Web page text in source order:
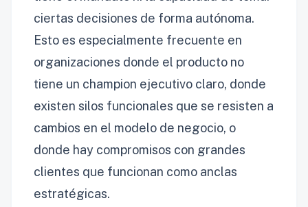
ciertas decisiones de forma autónoma.
Esto es especialmente frecuente en
organizaciones donde el producto no
tiene un champion ejecutivo claro, donde
existen silos funcionales que se resisten a
cambios en el modelo de negocio, o
donde hay compromisos con grandes
clientes que funcionan como anclas
estratégicas.